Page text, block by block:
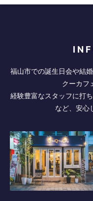
I N
福山市での誕生日会や結
クーカフ
経験豊富なスタッフに打
など、安心